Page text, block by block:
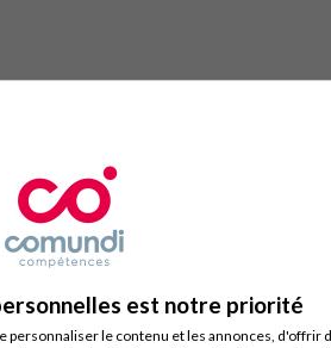
est notre priorité
le contenu et les annonces, d'offrir